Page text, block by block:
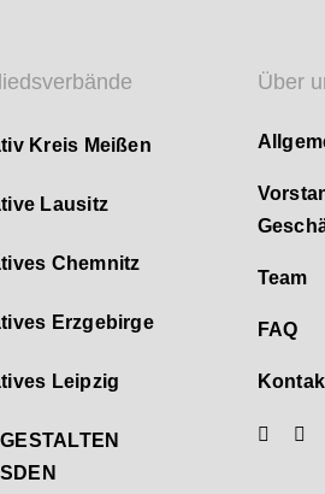
Kreis Meißen
Lausitz
Chemnitz
Erzgebirge
Leipzig
Über
Team
FAQ